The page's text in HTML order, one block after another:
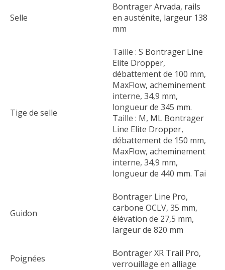
Selle
Bontrager Arvada, rails
en austénite, largeur 138
mm
Tige de selle
Taille : S Bontrager Line
Elite Dropper,
débattement de 100 mm,
MaxFlow, acheminement
interne, 34,9 mm,
longueur de 345 mm.
Taille : M, ML Bontrager
Line Elite Dropper,
débattement de 150 mm,
MaxFlow, acheminement
interne, 34,9 mm,
longueur de 440 mm. Tai
Guidon
Bontrager Line Pro,
carbone OCLV, 35 mm,
élévation de 27,5 mm,
largeur de 820 mm
Poignées
Bontrager XR Trail Pro,
verrouillage en alliage